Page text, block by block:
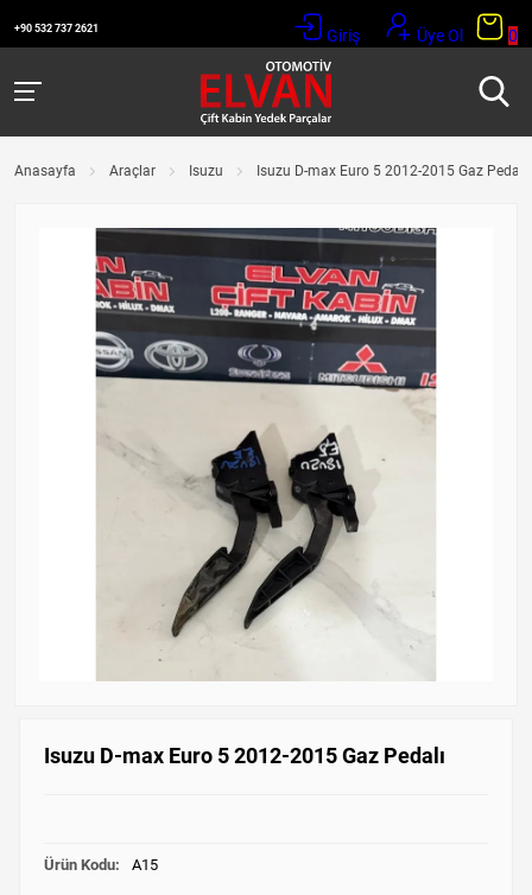
+90 532 737 2621 Giriş Üye Ol 0
Anasayfa Araçlar Isuzu Isuzu D-max Euro 5 2012-2015 Gaz Pedalı
Isuzu D-max Euro 5 2012-2015 Gaz Pedalı
Ürün Kodu: A15